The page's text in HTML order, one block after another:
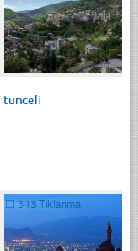
tunceli
☐ 313 Tıklanma